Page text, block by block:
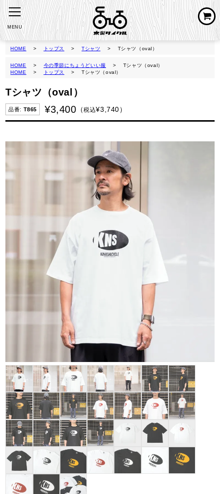
MENU
HOME トップス Tシャツ Tシャツ（oval）
HOME 今の季節にちょうどいい服
Tシャツ（oval）
HOME
トップス Tシャツ（oval）
Tシャツ（oval）
T865 ¥3,400 ¥3,740
税込